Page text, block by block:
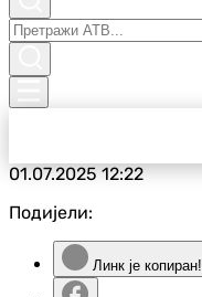
01.07.202512:22
Подијели:
Линк је копиран!